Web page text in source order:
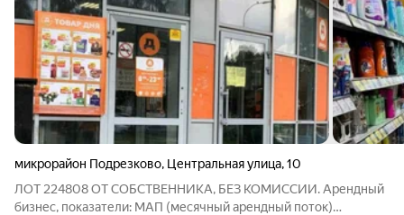
микрорайон Подрезково, Центральная улица,10
ЛОТ 224808 ОТ СОБСТВЕННИКА, БЕЗ КОМИССИИ. Арендный
бизнес, показатели: МАП (месячный арендный поток)